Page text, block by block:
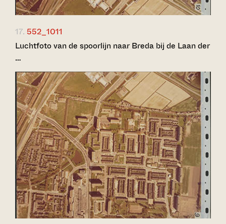
17. 552_1011
Luchtfoto van de spoorlijn naar Breda bij de Laan der
…